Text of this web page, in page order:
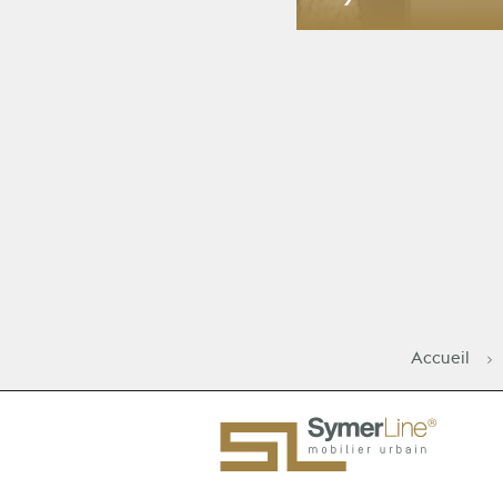
Accueil